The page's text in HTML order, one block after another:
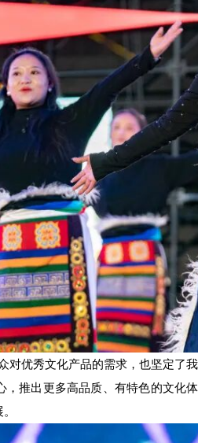
对优秀文化产品的需求，也坚定了
推出更多高品质、有特色的文化